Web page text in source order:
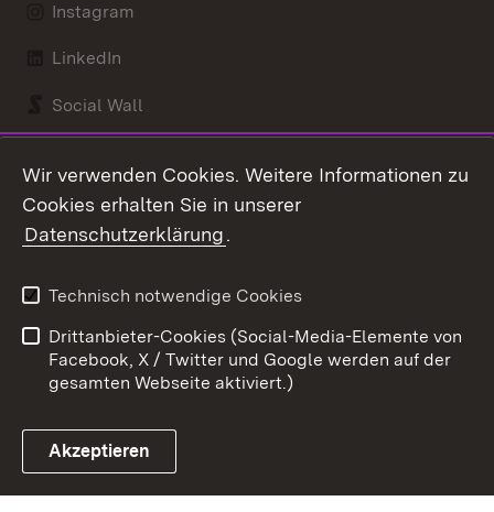
Instagram
LinkedIn
Social Wall
Link zum Landesportal
Kontakt
Barrierefreiheit
Impressum
Cookies
Wir verwenden Cookies. Weitere Informationen zu
Cookies erhalten Sie in unserer
Datenschutzerklärung.
Technisch notwendige Cookies
Drittanbieter-Cookies (Social-Media-Elemente von
Facebook, X / Twitter und Google werden auf der
gesamten Webseite aktiviert.)
Akzeptieren